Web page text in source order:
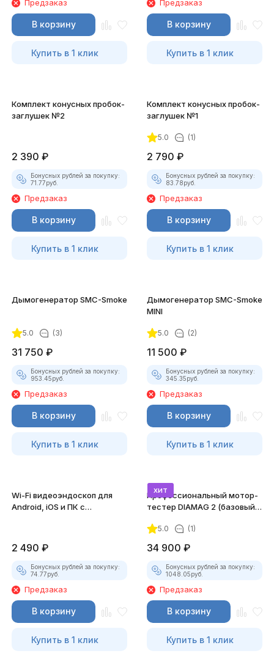
Предзаказ
В корзину
Купить в 1 клик
Предзаказ
В корзину
Купить в 1 клик
Комплект конусных пробок-
заглушек №2
2 390 ₽
Бонусных рублей за покупку:
71.77руб.
Предзаказ
В корзину
Купить в 1 клик
Комплект конусных пробок-
заглушек №1
5.0 (1)
2 790 ₽
Бонусных рублей за покупку:
83.78руб.
Предзаказ
В корзину
Купить в 1 клик
Дымогенератор SMC-Smoke
5.0 (3)
31 750 ₽
Бонусных рублей за покупку:
953.45руб.
Предзаказ
В корзину
Купить в 1 клик
Дымогенератор SMC-Smoke
MINI
5.0 (2)
11 500 ₽
Бонусных рублей за покупку:
345.35руб.
Предзаказ
В корзину
Купить в 1 клик
Wi-Fi видеоэндоскоп для
Android, iOS и ПК с
2 490 ₽
Бонусных рублей за покупку:
74.77руб.
Предзаказ
В корзину
Купить в 1 клик
хит
Профессиональный мотор-
тестер DIAMAG 2 (базовый
5.0 (1)
34 900 ₽
Бонусных рублей за покупку:
1048.05руб.
Предзаказ
В корзину
Купить в 1 клик